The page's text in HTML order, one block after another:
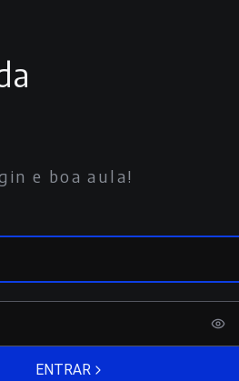
e boa aula!
ENTRAR